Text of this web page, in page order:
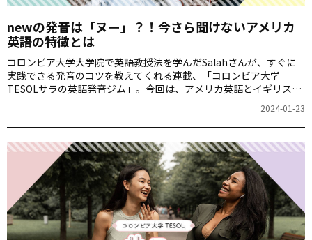
newの発音は「ヌー」？！今さら聞けないアメリカ
英語の特徴とは
コロンビア大学大学院で英語教授法を学んだSalahさんが、すぐに
実践できる発音のコツを教えてくれる連載、「コロンビア大学
TESOLサラの英語発音ジム」。今回は、アメリカ英語とイギリス英
2024-01-23